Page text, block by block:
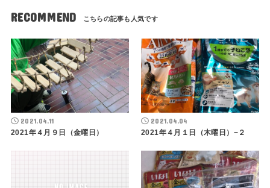
RECOMMEND
2021.04.11
2021年４月９日（金曜日）
2021.04.04
2021年４月１日（木曜日）−２